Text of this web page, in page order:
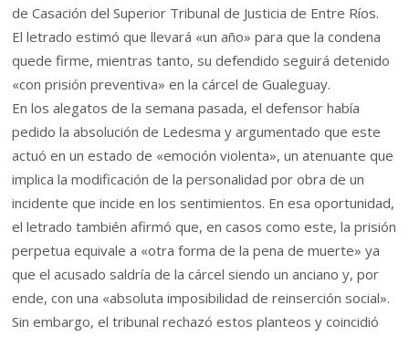
de Casación del Superior Tribunal de Justicia de Entre Ríos.
El letrado estimó que llevará «un año» para que la condena
quede firme, mientras tanto, su defendido seguirá detenido
«con prisión preventiva» en la cárcel de Gualeguay.
En los alegatos de la semana pasada, el defensor había
pedido la absolución de Ledesma y argumentado que este
actuó en un estado de «emoción violenta», un atenuante que
implica la modificación de la personalidad por obra de un
incidente que incide en los sentimientos. En esa oportunidad,
el letrado también afirmó que, en casos como este, la prisión
perpetua equivale a «otra forma de la pena de muerte» ya
que el acusado saldría de la cárcel siendo un anciano y, por
ende, con una «absoluta imposibilidad de reinserción social».
Sin embargo, el tribunal rechazó estos planteos y coincidió